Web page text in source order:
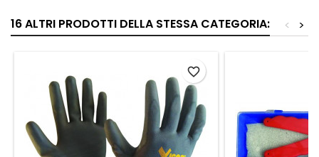
16 ALTRI PRODOTTI DELLA STESSA CATEGORIA: >
<
favorite_border